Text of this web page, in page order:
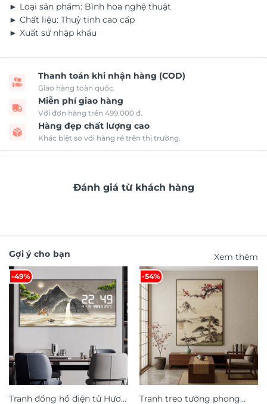
► Loại sản phẩm: Bình hoa nghệ thuật
► Chất liệu: Thuỷ tinh cao cấp
► Xuất sứ nhập khẩu
Thanh toán khi nhận hàng (COD)
Giao hàng toàn quốc.
Miễn phí giao hàng
Với đơn hàng trên 499.000 đ.
Hàng đẹp chất lượng cao
Khác biệt so với hàng rẻ trên thị trường.
Đánh giá từ khách hàng
Gợi ý cho bạn Xem thêm
-49%
Tranh đồng hồ điện tử Hươu
-54%
Tranh treo tường phong